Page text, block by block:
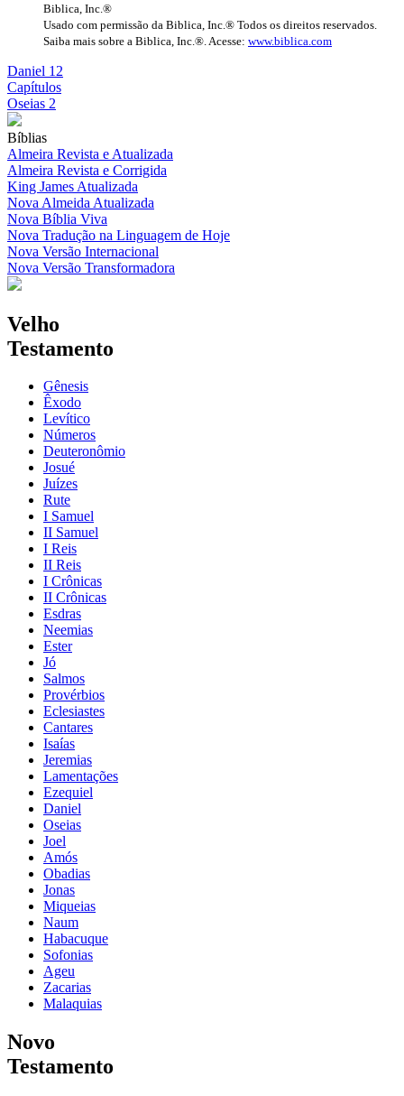
Biblica, Inc.®
Usado com permissão da Biblica, Inc.® Todos os direitos reservados.
Saiba mais sobre a Biblica, Inc.®. Acesse: www.biblica.com
Daniel 12
Capítulos
Oseias 2
Bíblias
Almeira Revista e Atualizada
Almeira Revista e Corrigida
King James Atualizada
Nova Almeida Atualizada
Nova Bíblia Viva
Nova Tradução na Linguagem de Hoje
Nova Versão Internacional
Nova Versão Transformadora
Velho
Testamento
Gênesis
Êxodo
Levítico
Números
Deuteronômio
Josué
Juízes
Rute
I Samuel
II Samuel
I Reis
II Reis
I Crônicas
II Crônicas
Esdras
Neemias
Ester
Jó
Salmos
Provérbios
Eclesiastes
Cantares
Isaías
Jeremias
Lamentações
Ezequiel
Daniel
Oseias
Joel
Amós
Obadias
Jonas
Miqueias
Naum
Habacuque
Sofonias
Ageu
Zacarias
Malaquias
Novo
Testamento